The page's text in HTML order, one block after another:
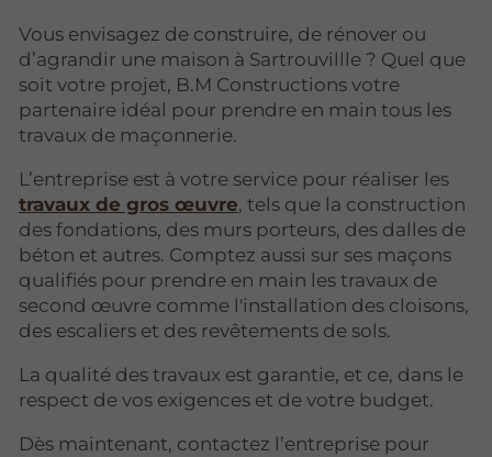
Vous envisagez de construire, de rénover ou
d’agrandir une maison à Sartrouvillle ? Quel que
soit votre projet, B.M Constructions votre
partenaire idéal pour prendre en main tous les
travaux de maçonnerie.
L’entreprise est à votre service pour réaliser les
travaux de gros œuvre, tels que la construction
des fondations, des murs porteurs, des dalles de
béton et autres. Comptez aussi sur ses maçons
qualifiés pour prendre en main les travaux de
second œuvre comme l'installation des cloisons,
des escaliers et des revêtements de sols.
La qualité des travaux est garantie, et ce, dans le
respect de vos exigences et de votre budget.
Dès maintenant, contactez l’entreprise pour